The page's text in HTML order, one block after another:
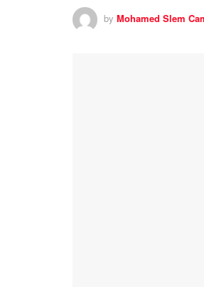
by Mohamed Slem